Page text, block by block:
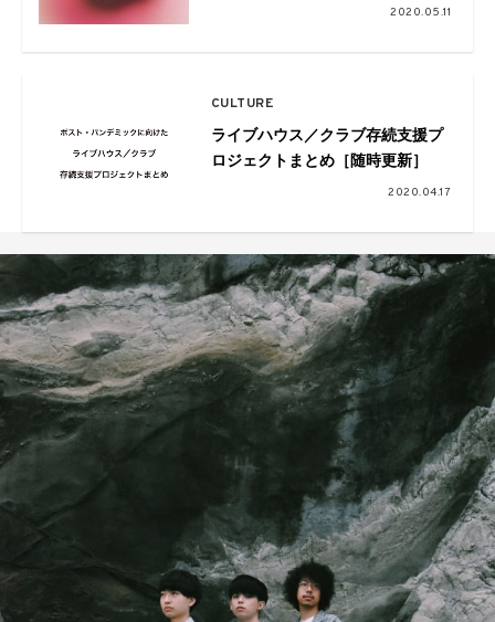
2020.05.11
CULTURE
ライブハウス／クラブ存続支援プ
ロジェクトまとめ［随時更新］
2020.04.17